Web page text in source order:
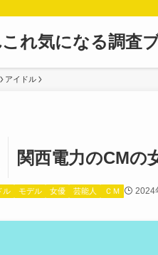
れ気になる調査
アイドル
関西電力のCMの
ル モデル 女優 芸能人 ＣＭ 2024